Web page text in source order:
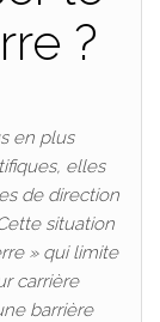
?
en plus
elles
de direction
situation
» qui limite
carrière
barrière